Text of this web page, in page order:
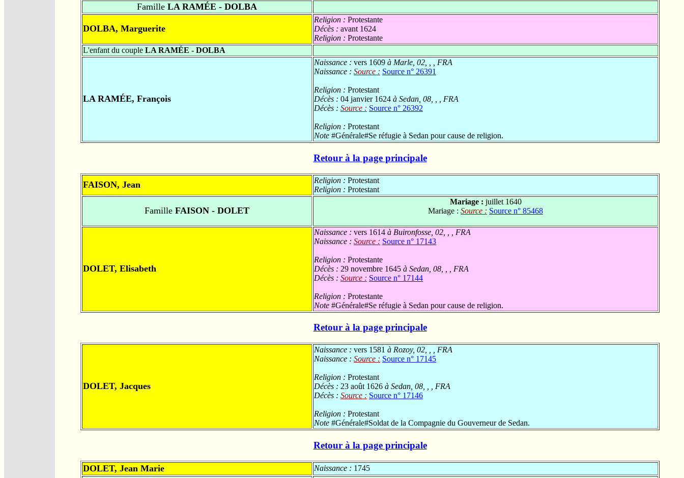
Famille LA RAMÉE - DOLBA
DOLBA, Marguerite
Religion : Protestante
Décès : avant 1624
Religion : Protestante
L'enfant du couple LA RAMÉE - DOLBA
LA RAMÉE, François
Naissance : vers 1609 à Marle, 02, , , FRA
Naissance : Source : Source n° 26391
Religion : Protestant
Décès : 04 janvier 1624 à Sedan, 08, , , FRA
Décès : Source : Source n° 26392
Religion : Protestant
Note #Générale#Se réfugie à Sedan pour cause de religion.
Retour à la page principale
FAISON, Jean Religion : Protestant
Religion : Protestant
Famille FAISON - DOLET
Mariage : juillet 1640
Mariage : Source : Source n° 85468
DOLET, Elisabeth
Naissance : vers 1614 à Buironfosse, 02, , , FRA
Naissance : Source : Source n° 17143
Religion : Protestante
Décès : 29 novembre 1645 à Sedan, 08, , , FRA
Décès : Source : Source n° 17144
Religion : Protestante
Note #Générale#Se réfugie à Sedan pour cause de religion.
Retour à la page principale
DOLET, Jacques
Naissance : vers 1581 à Rozoy, 02, , , FRA
Naissance : Source : Source n° 17145
Religion : Protestant
Décès : 23 août 1626 à Sedan, 08, , , FRA
Décès : Source : Source n° 17146
Religion : Protestant
Note #Générale#Soldat de la Compagnie du Gouverneur de Sedan.
Retour à la page principale
DOLET, Jean Marie Naissance : 1745